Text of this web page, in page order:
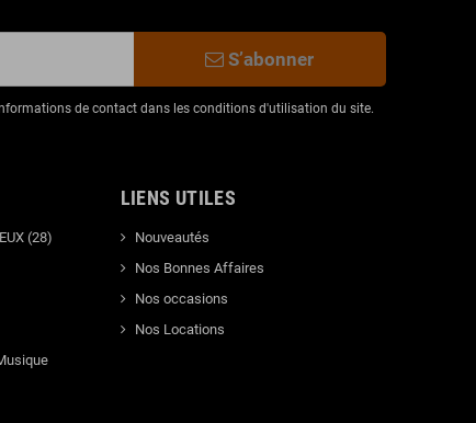
S’abonner
de contact dans les conditions d'utilisation du site.
(28)
LIENS UTILES
Nouveautés
Nos Bonnes Affaires
Nos occasions
Nos Locations